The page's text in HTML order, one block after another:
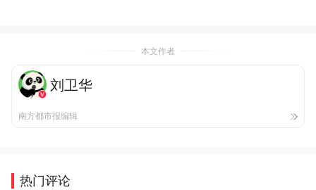
本文作者
刘卫华
南方都市报编辑
热门评论